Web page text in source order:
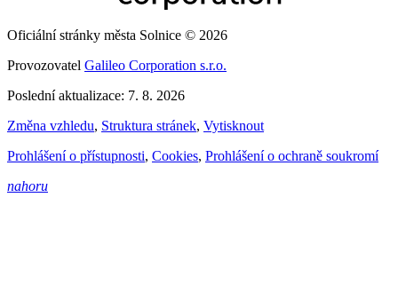
Oficiální stránky města Solnice © 2026
Provozovatel Galileo Corporation s.r.o.
Poslední aktualizace: 7. 8. 2026
Změna vzhledu, Struktura stránek, Vytisknout
Prohlášení o přístupnosti, Cookies, Prohlášení o ochraně soukromí
nahoru